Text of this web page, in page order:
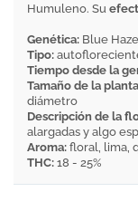
Humuleno. Su
Genética: Blue
Tipo:
Tiempo desde la
Tamaño de la
diámetro
Descripción de la
alargadas y algo
Aroma: floral, lima,
THC: 18 - 25%